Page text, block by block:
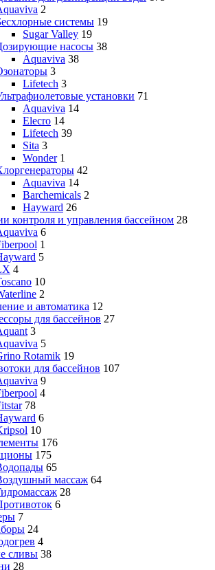
2
системы 19
Sugar Valley 19
насосы 38
Aquaviva 38
3
Lifetech 3
установки 71
Aquaviva 14
Elecro 14
Lifetech 39
Sita 3
Wonder 1
42
Aquaviva 14
Barchemicals 2
Hayward 26
контроля и управления бассейном 28
6
1
5
4
10
2
и автоматика 12
для бассейнов 27
3
5
Rotamik 19
для бассейнов 107
9
4
78
6
10
176
175
65
массаж 64
28
6
7
24
4
сливы 38
28